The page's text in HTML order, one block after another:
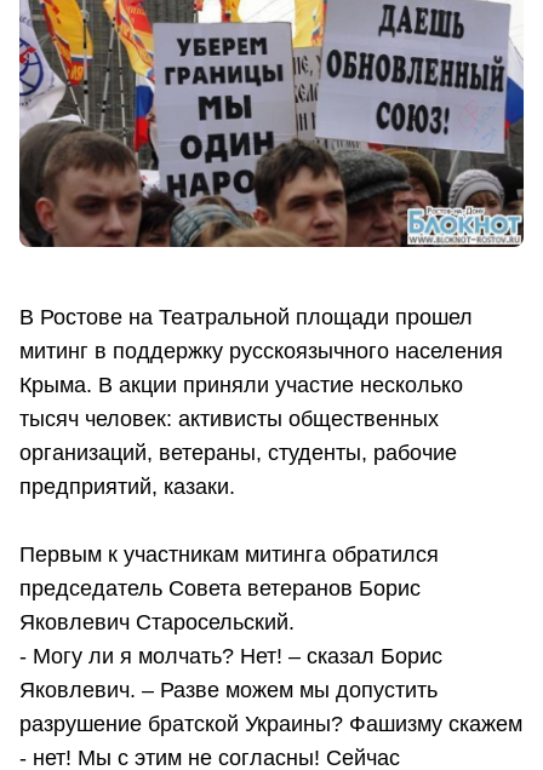
В Ростове на Театральной площади прошел
митинг в поддержку русскоязычного населения
Крыма. В акции приняли участие несколько
тысяч человек: активисты общественных
организаций, ветераны, студенты, рабочие
предприятий, казаки.
Первым к участникам митинга обратился
председатель Совета ветеранов Борис
Яковлевич Старосельский.
- Могу ли я молчать? Нет! – сказал Борис
Яковлевич. – Разве можем мы допустить
разрушение братской Украины? Фашизму скажем
- нет! Мы с этим не согласны! Сейчас